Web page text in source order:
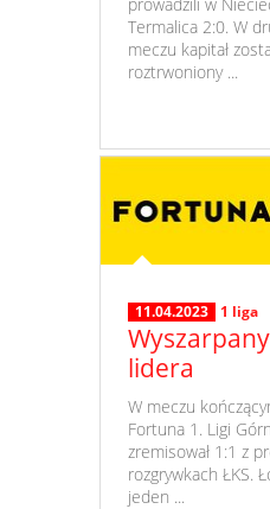
Termalica 2:0. W
meczu kapitał
roztrwoniony ...
11.04.2023 1 liga
lidera
W meczu
Fortuna 1. Ligi
zremisował 1:1 z
rozgrywkach ŁKS.
jeden ...